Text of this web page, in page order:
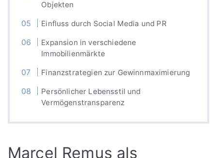
Objekten
Einfluss durch Social Media und PR
Expansion in verschiedene
Immobilienmärkte
Finanzstrategien zur Gewinnmaximierung
Persönlicher Lebensstil und
Vermögenstransparenz
Marcel Remus als